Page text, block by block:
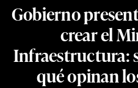
Gobierno
crear el
Infraestructura:
qué opinan